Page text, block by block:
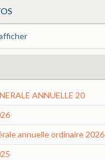
ANNUELLE 20
annuelle ordinaire 2026